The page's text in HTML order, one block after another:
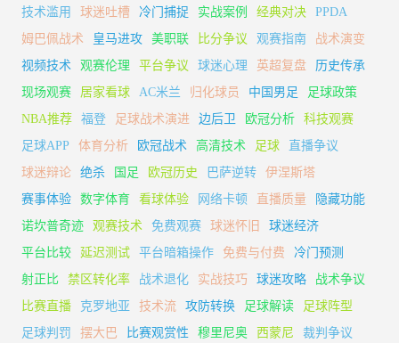
技术滥用
球迷吐槽 冷门捕捉 实战案例 经典对决
PPDA
姆巴佩战术
皇马进攻 美职联 比分争议 观赛指南
战术演变
视频技术
观赛伦理 平台争议 球迷心理 英超复盘
历史传承
现场观赛
居家看球 AC米兰 归化球员 中国男足
足球政策
NBA推荐
福登 足球战术演进 边后卫 欧冠分析
科技观赛
足球APP
体育分析 欧冠战术 高清技术 足球
直播争议
球迷辩论
绝杀 国足 欧冠历史 巴萨逆转
伊涅斯塔
赛事体验
数字体育 看球体验 网络卡顿 直播质量
隐藏功能
诺坎普奇迹
观赛技术 免费观赛 球迷怀旧
球迷经济
平台比较
延迟测试 平台暗箱操作 免费与付费
冷门预测
射正比
禁区转化率 战术退化 实战技巧 球迷攻略
战术争议
比赛直播
克罗地亚 技术流 攻防转换 足球解读
足球阵型
足球判罚
摆大巴 比赛观赏性 穆里尼奥 西蒙尼
裁判争议